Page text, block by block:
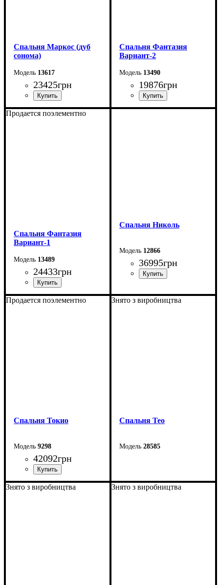
Спальня Маркос (дуб
сонома)
13617
23425грн
Спальня Фантазия
Вариант-2
13490
19876грн
Продается поэлементно
Спальня Фантазия
Вариант-1
13489
24433грн
Спальня Николь
12866
36995грн
Продается поэлементно
Спальня Токио
9298
42092грн
Знято з виробництва
Спальня Тео
28585
Знято з виробництва Знято з виробництва